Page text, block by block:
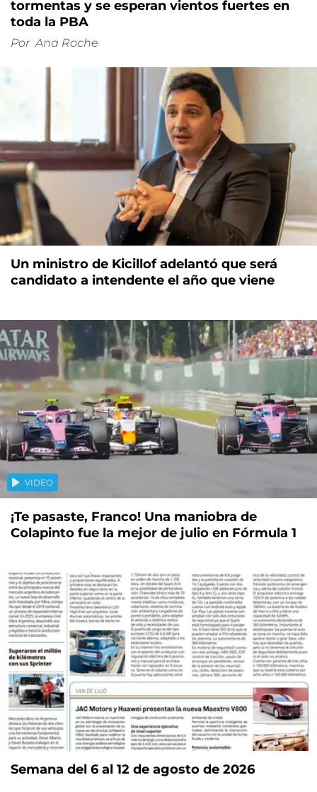
tormentas y se esperan vientos fuertes en
toda la PBA
Por Ana Roche
Un ministro de Kicillof adelantó que será
candidato a intendente el año que viene
VIDEO
¡Te pasaste, Franco! Una maniobra de
Colapinto fue la mejor de julio en Fórmula 1
Semana del 6 al 12 de agosto de 2026